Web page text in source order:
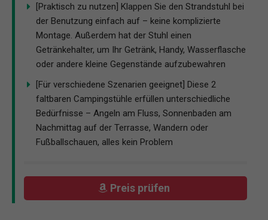
[Praktisch zu nutzen] Klappen Sie den Strandstuhl bei
der Benutzung einfach auf – keine komplizierte
Montage. Außerdem hat der Stuhl einen
Getränkehalter, um Ihr Getränk, Handy, Wasserflasche
oder andere kleine Gegenstände aufzubewahren
[Für verschiedene Szenarien geeignet] Diese 2
faltbaren Campingstühle erfüllen unterschiedliche
Bedürfnisse – Angeln am Fluss, Sonnenbaden am
Nachmittag auf der Terrasse, Wandern oder
Fußballschauen, alles kein Problem
Preis prüfen